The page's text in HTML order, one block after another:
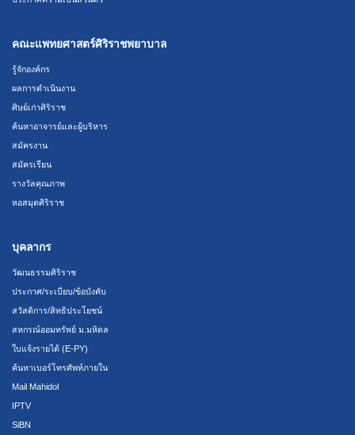
คณะแพทยศาสตร์ศิริราชพยาบาล
รู้จักองค์กร
ผลการดำเนินงาน
ศิษย์เก่าศิริราช
ค้นหาอาจารย์และผู้บริหาร
สมัครงาน
สมัครเรียน
รางวัลคุณภาพ
หอสมุดศิริราช
บุคลากร
วัฒนธรรมศิริราช
ประกาศ/ระเบียบ/ข้อบังคับ
สวัสดิการ/สิทธิประโยชน์
สหกรณ์ออมทรัพย์ ม.มหิดล
ใบแจ้งรายได้ (E-PY)
ค้นหาเบอร์โทรศัพท์ภายใน
Mail Mahidol
IPTV
SiBN